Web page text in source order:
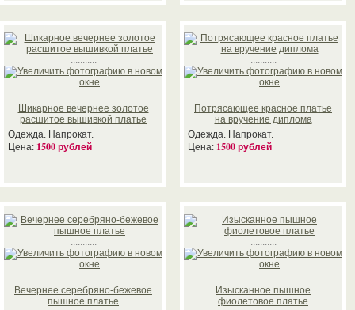
...........
..........
Шикарное вечернее золотое
расшитое вышивкой платье
Одежда. Напрокат.
Цена: 1500 рублей
...........
..........
Потрясающее красное платье
на вручение диплома
Одежда. Напрокат.
Цена: 1500 рублей
...........
..........
Вечернее серебряно-бежевое
пышное платье
...........
..........
Изысканное пышное
фиолетовое платье